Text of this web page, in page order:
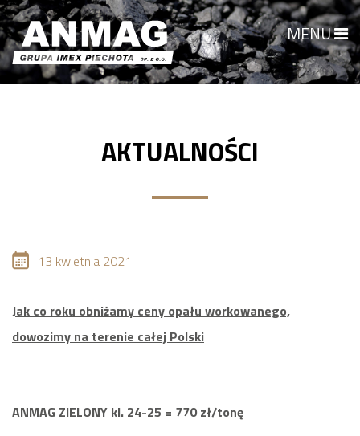
MENU
AKTUALNOŚCI
13 kwietnia 2021
Jak co roku obniżamy ceny opału workowanego,
dowozimy na terenie całej Polski
ANMAG ZIELONY kl. 24-25 = 770 zł/tonę